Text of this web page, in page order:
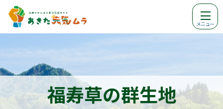
メニュー
福寿草の群生地